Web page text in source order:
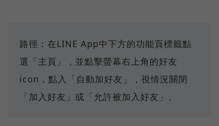
路徑：在LINE App中下方的功能頁標籤點
選「主頁」，並點擊螢幕右上角的好友
icon，點入「自動加好友」，視情況關閉
「加入好友」或「允許被加入好友」。